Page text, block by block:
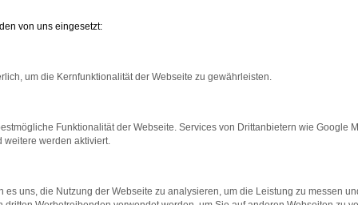
DFSK. Seit über 30 Jahren bieten wir Ihnen als Autohaus
Stadtflitzer, einem komfortablen Familienauto oder
Modellen wählen, die perfekt auf Ihre Bedürfnisse
zur Seite, um das ideale Fahrzeug für Sie zu finden.
Entscheidung rundum zufrieden sind. Zusätzlich bieten
und Ersatzteilen.
von uns eingesetzt:
um die Kernfunktionalität der Webseite zu gewährleisten.
Funktionalität der Webseite. Services von Drittanbietern wie Google
weitere werden aktiviert.
es uns, die Nutzung der Webseite zu analysieren, um die Leistung zu messen